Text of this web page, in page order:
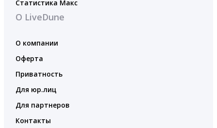
Статистика Макс
О LiveDune
О компании
Оферта
Приватность
Для юр.лиц
Для партнеров
Контакты